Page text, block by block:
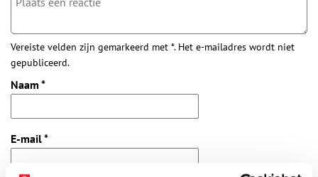
Vereiste velden zijn gemarkeerd met *. Het e-mailadres wordt niet
gepubliceerd.
Naam *
E-mail*